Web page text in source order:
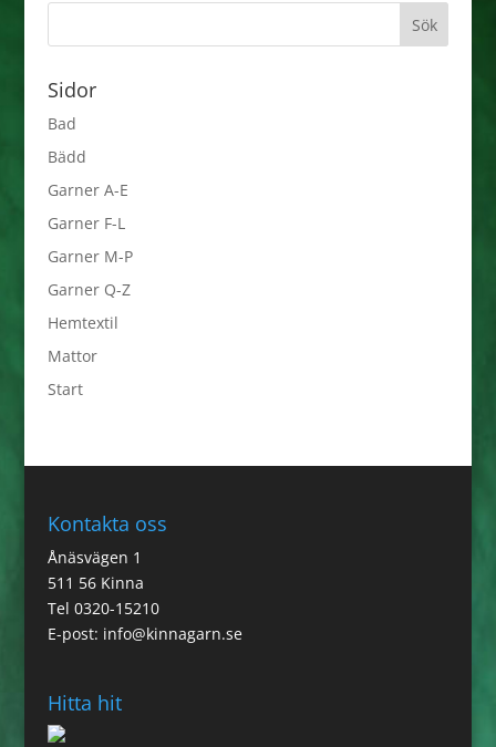
Sidor
Bad
Bädd
Garner A-E
Garner F-L
Garner M-P
Garner Q-Z
Hemtextil
Mattor
Start
Kontakta oss
Ånäsvägen 1
511 56 Kinna
Tel 0320-15210
E-post: info@kinnagarn.se
Hitta hit